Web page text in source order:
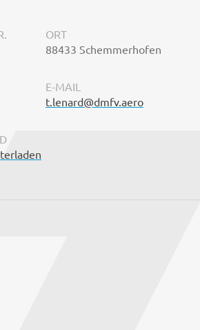
ORT
88433 Schemmerhofen
E-MAIL
t.lenard@dmfv.aero